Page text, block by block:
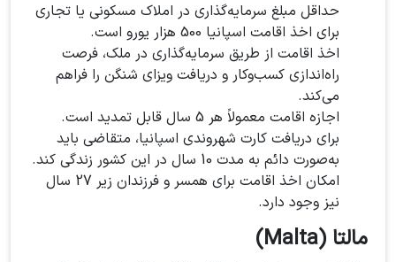
حداقل مبلغ سرمایه‌گذاری در املاک مسکونی یا تجاری
برای اخذ اقامت اسپانیا 500 هزار یورو است.
اخذ اقامت از طریق سرمایه‌گذاری در ملک، فرصت
راه‌اندازی کسب‌وکار و دریافت ویزای شنگن را فراهم
می‌کند.
اجازه اقامت معمولاً هر 5 سال قابل تمدید است.
برای دریافت کارت شهروندی اسپانیا، متقاضی باید
به‌صورت دائم به مدت 10 سال در این کشور زندگی کند.
امکان اخذ اقامت برای همسر و فرزندان زیر 27 سال
نیز وجود دارد.
مالتا (Malta)